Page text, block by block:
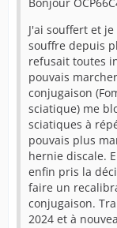
J'ai souffert et
souffre depuis
refusait toutes
pouvais
conjugaison
sciatique) me
sciatiques à
pouvais plus
hernie discale.
enfin pris la
faire un
conjugaison.
2024 et à